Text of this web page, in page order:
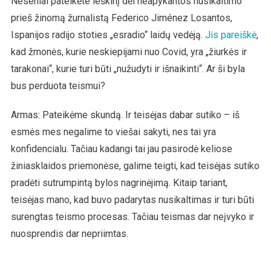
prieš žinomą žurnalistą Federico Jiménez Losantos,
Ispanijos radijo stoties „esradio“ laidų vedėją. Jis pareiškė,
kad žmonės, kurie neskiepijami nuo Covid, yra „žiurkės ir
tarakonai“, kurie turi būti „nužudyti ir išnaikinti“. Ar ši byla
bus perduota teismui?
Armas: Pateikėme skundą. Ir teisėjas dabar sutiko – iš
esmės mes negalime to viešai sakyti, nes tai yra
konfidencialu. Tačiau kadangi tai jau pasirodė keliose
žiniasklaidos priemonėse, galime teigti, kad teisėjas sutiko
pradėti sutrumpintą bylos nagrinėjimą. Kitaip tariant,
teisėjas mano, kad buvo padarytas nusikaltimas ir turi būti
surengtas teismo procesas. Tačiau teismas dar neįvyko ir
nuosprendis dar nepriimtas.